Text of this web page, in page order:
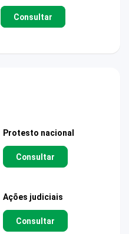
Consultar
Protesto nacional
Consultar
Ações judiciais
Consultar